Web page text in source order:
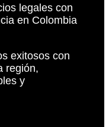
legales con
en Colombia
exitosos con
región,
y